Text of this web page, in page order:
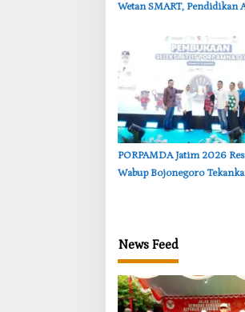
Wetan SMART, Pendidikan
‎PORPAMDA Jatim 2026
Wabup Bojonegoro
News Feed